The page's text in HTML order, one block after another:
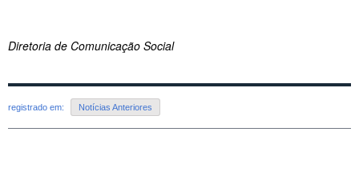
Diretoria de Comunicação Social
registrado em: Notícias Anteriores